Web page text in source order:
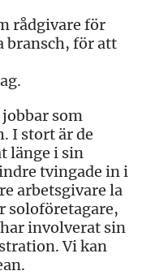
rådgivare för
bransch, för att
som
I stort är de
länge i sin
tvingade in i
arbetsgivare la
soloföretagare,
involverat sin
Vi kan